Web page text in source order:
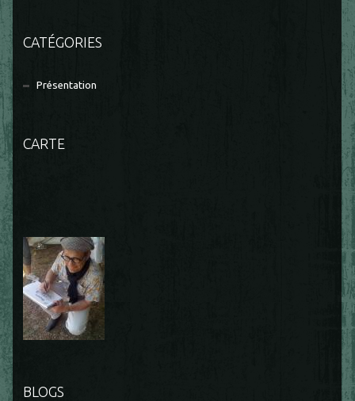
CATÉGORIES
Présentation
CARTE
BLOGS